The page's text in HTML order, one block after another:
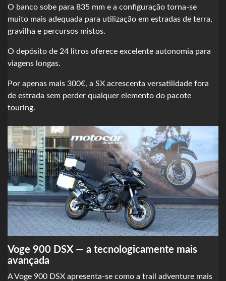
O banco sobe para 835 mm e a configuração torna-se
muito mais adequada para utilização em estradas de terra,
gravilha e percursos mistos.
O depósito de 24 litros oferece excelente autonomia para
viagens longas.
Por apenas mais 300€, a SX acrescenta versatilidade fora
de estrada sem perder qualquer elemento do pacote
touring.
Voge 900 DSX — a tecnologicamente mais
avançada
A Voge 900 DSX apresenta-se como a trail adventure mais